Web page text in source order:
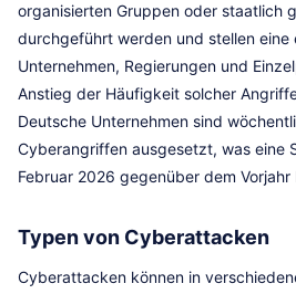
organisierten Gruppen oder staatlich
durchgeführt werden und stellen eine
Unternehmen, Regierungen und
Anstieg der Häufigkeit solcher
Deutsche Unternehmen sind
Cyberangriffen ausgesetzt, was eine
Februar 2026 gegenüber dem
Typen von Cyberattacken
Cyberattacken können in